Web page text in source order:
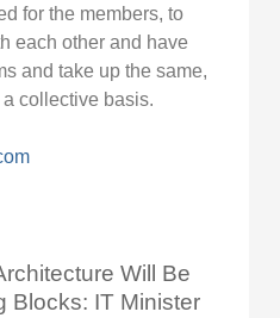
for the members, to
each other and have
and take up the same,
collective basis.
Will Be
Blocks: IT Minister